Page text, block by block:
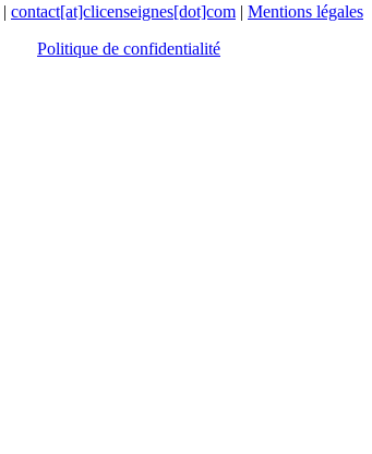
| contact[at]clicenseignes[dot]com | Mentions légales
Politique de confidentialité